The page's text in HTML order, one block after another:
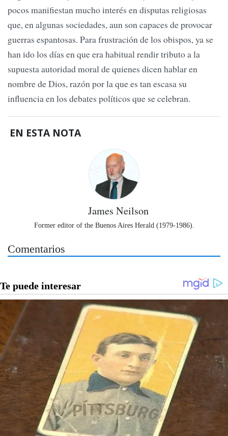
pocos manifiestan mucho interés en disputas religiosas
que, en algunas sociedades, aun son capaces de provocar
guerras espantosas. Para frustración de los obispos, ya se
han ido los días en que era habitual rendir tributo a la
supuesta autoridad moral de quienes dicen hablar en
nombre de Dios, razón por la que es tan escasa su
influencia en los debates políticos que se celebran.
EN ESTA NOTA
James Neilson
Former editor of the Buenos Aires Herald (1979-1986).
Comentarios